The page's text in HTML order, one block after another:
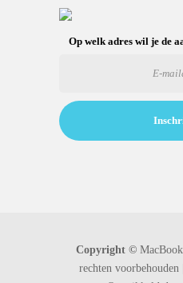
Op welk adres wil je de
Copyright ©
rechten voorbehouden |